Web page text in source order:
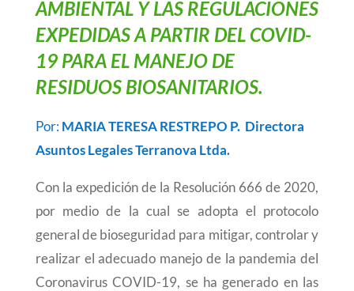
AMBIENTAL Y LAS REGULACIONES
EXPEDIDAS A PARTIR DEL COVID-
19 PARA EL MANEJO DE
RESIDUOS BIOSANITARIOS.
Por:MARIA TERESA RESTREPO P. Directora
Asuntos Legales Terranova Ltda.
Con la expedición de la Resolución 666 de 2020,
por medio de la cual se adopta el protocolo
general de bioseguridad para mitigar, controlar y
realizar el adecuado manejo de la pandemia del
Coronavirus COVID-19, se ha generado en las